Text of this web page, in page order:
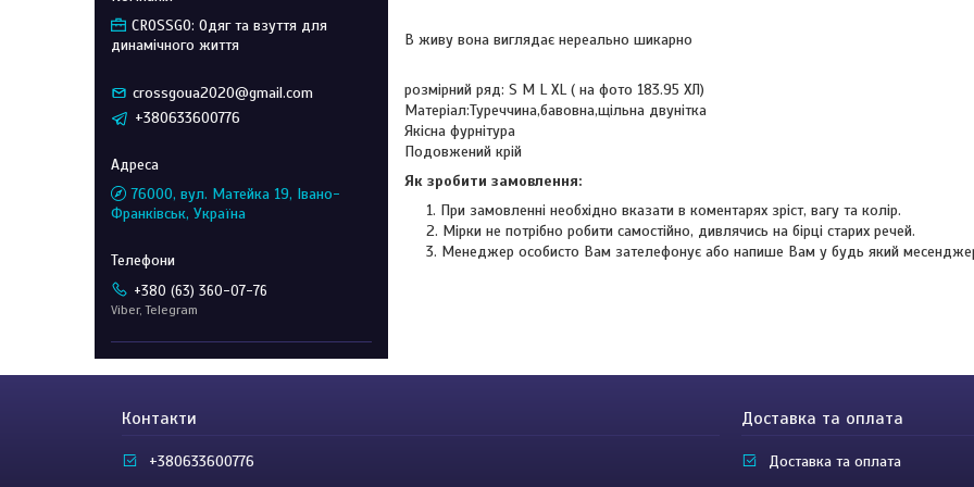
В живу вона виглядає нереально шикарно
розмірний ряд: S M L XL ( на фото 183.95 ХЛ)
Матеріал:Туреччина,бавовна,щільна двунітка
Якісна фурнітура
Подовжений крій
Як зробити замовлення:
При замовленні необхідно вказати в коментарях зріст, вагу та колір.
Мірки не потрібно робити самостійно, дивлячись на бірці старих речей.
Менеджер особисто Вам зателефонує або напише Вам у будь який
CROSSGO: Одяг та взуття для
динамічного життя
crossgoua2020@gmail.com
+380633600776
76000, вул. Матейка 19, Івано-
Франківськ, Україна
+380 (63) 360-07-76
Viber, Telegram
Контакти
+380633600776
Доставка та оплата
Доставка та оплата